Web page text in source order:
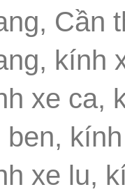
Cần
kính
xe ca,
ben,
xe lu,